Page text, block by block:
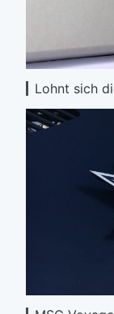
Lohnt sich